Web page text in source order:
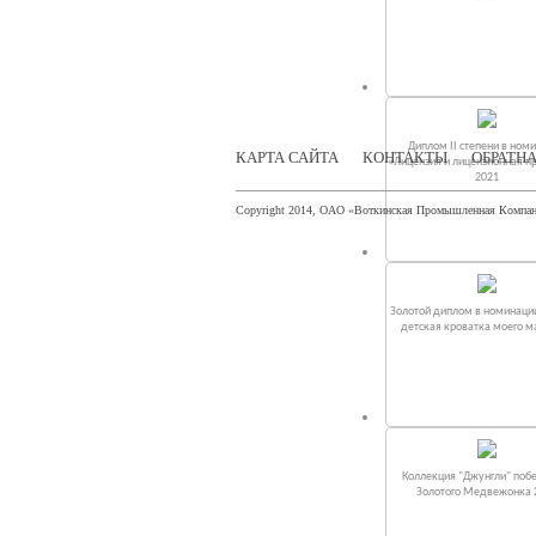
Диплом II степени в
«Лицензия и лицензионная
2021
Золотой диплом в
детская кроватка моего
Коллекция "Джунгли"
Золотого Медвежонка
КАРТА САЙТА КОНТАКТЫ
Copyright 2014, ОАО «Воткинская Промышленная